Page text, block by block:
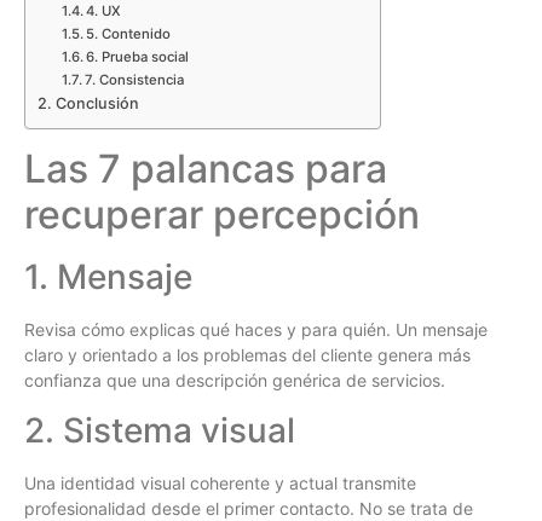
4. UX
5. Contenido
6. Prueba social
7. Consistencia
Conclusión
Las 7 palancas para
recuperar percepción
1. Mensaje
Revisa cómo explicas qué haces y para quién. Un mensaje
claro y orientado a los problemas del cliente genera más
confianza que una descripción genérica de servicios.
2. Sistema visual
Una identidad visual coherente y actual transmite
profesionalidad desde el primer contacto. No se trata de